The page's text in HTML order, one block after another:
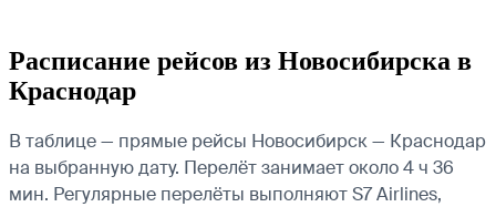
Расписание рейсов из Новосибирска в
Краснодар
В таблице — прямые рейсы Новосибирск — Краснодар
на выбранную дату. Перелёт занимает около 4 ч 36
мин. Регулярные перелёты выполняют S7 Airlines,